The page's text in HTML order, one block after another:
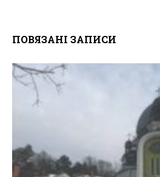
b
o
o
k
er
e
ПОВЯЗАНІ ЗАПИСИ